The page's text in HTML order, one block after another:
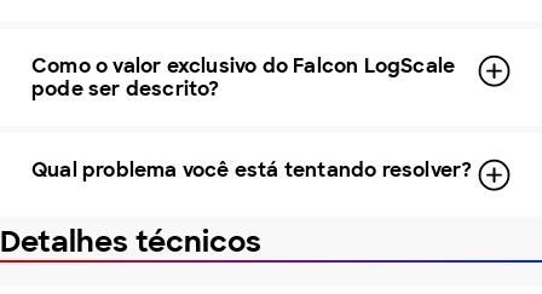
Como o valor exclusivo do Falcon LogScale
pode ser descrito?
Qual problema você está tentando resolver?
Detalhes técnicos